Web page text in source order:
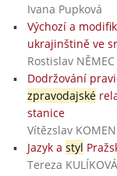
Ivana Pupková
Výchozí a
ukrajinštině ve
Rostislav NĚMEC
Dodržování
zpravodajské
stanice
Vítězslav
Jazyk a styl
Tereza KULÍKOVÁ